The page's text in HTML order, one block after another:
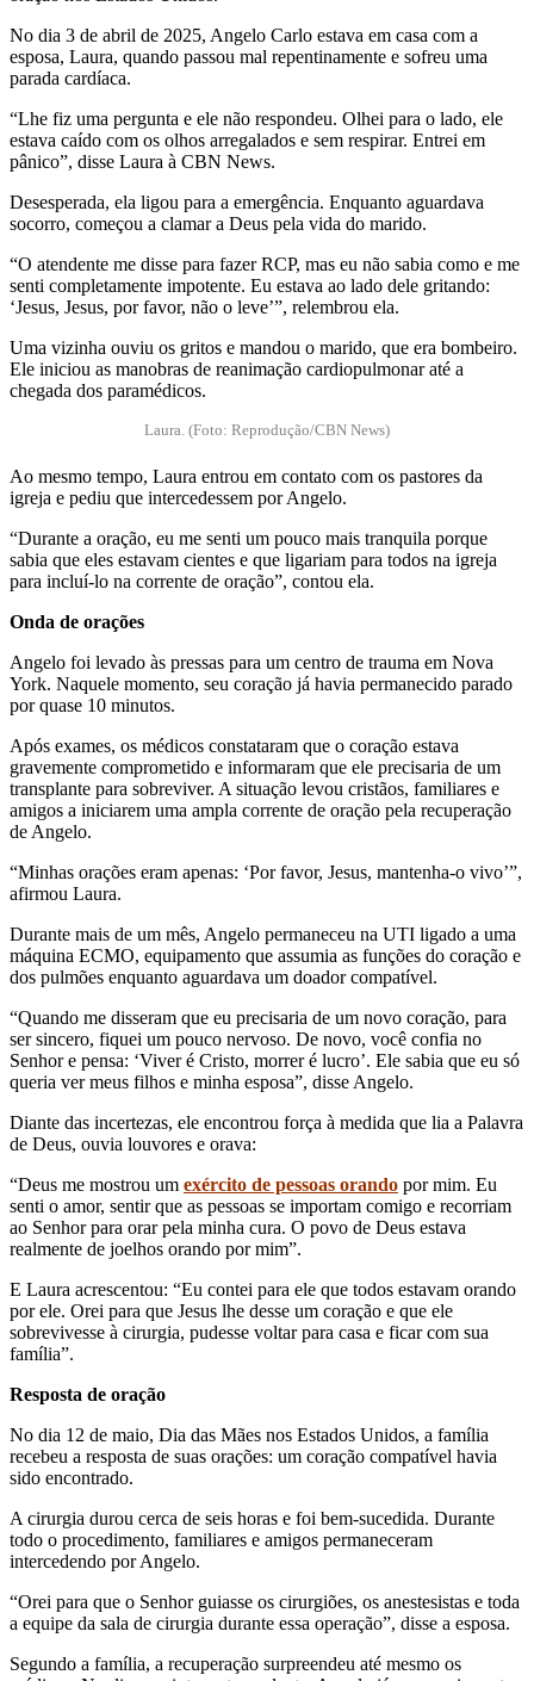
No dia 3 de abril de 2025, Angelo Carlo estava em casa com a
esposa, Laura, quando passou mal repentinamente e sofreu uma
parada cardíaca.
“Lhe fiz uma pergunta e ele não respondeu. Olhei para o lado, ele
estava caído com os olhos arregalados e sem respirar. Entrei em
pânico”, disse Laura à CBN News.
Desesperada, ela ligou para a emergência. Enquanto aguardava
socorro, começou a clamar a Deus pela vida do marido.
“O atendente me disse para fazer RCP, mas eu não sabia como e me
senti completamente impotente. Eu estava ao lado dele gritando:
‘Jesus, Jesus, por favor, não o leve’”, relembrou ela.
Uma vizinha ouviu os gritos e mandou o marido, que era bombeiro.
Ele iniciou as manobras de reanimação cardiopulmonar até a
chegada dos paramédicos.
Laura. (Foto: Reprodução/CBN News)
Ao mesmo tempo, Laura entrou em contato com os pastores da
igreja e pediu que intercedessem por Angelo.
“Durante a oração, eu me senti um pouco mais tranquila porque
sabia que eles estavam cientes e que ligariam para todos na igreja
para incluí-lo na corrente de oração”, contou ela.
Onda de orações
Angelo foi levado às pressas para um centro de trauma em Nova
York. Naquele momento, seu coração já havia permanecido parado
por quase 10 minutos.
Após exames, os médicos constataram que o coração estava
gravemente comprometido e informaram que ele precisaria de um
transplante para sobreviver. A situação levou cristãos, familiares e
amigos a iniciarem uma ampla corrente de oração pela recuperação
de Angelo.
“Minhas orações eram apenas: ‘Por favor, Jesus, mantenha-o vivo’”,
afirmou Laura.
Durante mais de um mês, Angelo permaneceu na UTI ligado a uma
máquina ECMO, equipamento que assumia as funções do coração e
dos pulmões enquanto aguardava um doador compatível.
“Quando me disseram que eu precisaria de um novo coração, para
ser sincero, fiquei um pouco nervoso. De novo, você confia no
Senhor e pensa: ‘Viver é Cristo, morrer é lucro’. Ele sabia que eu só
queria ver meus filhos e minha esposa”, disse Angelo.
Diante das incertezas, ele encontrou força à medida que lia a Palavra
de Deus, ouvia louvores e orava:
“Deus me mostrou um exército de pessoas orando por mim. Eu
senti o amor, sentir que as pessoas se importam comigo e recorriam
ao Senhor para orar pela minha cura. O povo de Deus estava
realmente de joelhos orando por mim”.
E Laura acrescentou: “Eu contei para ele que todos estavam orando
por ele. Orei para que Jesus lhe desse um coração e que ele
sobrevivesse à cirurgia, pudesse voltar para casa e ficar com sua
família”.
Resposta de oração
No dia 12 de maio, Dia das Mães nos Estados Unidos, a família
recebeu a resposta de suas orações: um coração compatível havia
sido encontrado.
A cirurgia durou cerca de seis horas e foi bem-sucedida. Durante
todo o procedimento, familiares e amigos permaneceram
intercedendo por Angelo.
“Orei para que o Senhor guiasse os cirurgiões, os anestesistas e toda
a equipe da sala de cirurgia durante essa operação”, disse a esposa.
Segundo a família, a recuperação surpreendeu até mesmo os